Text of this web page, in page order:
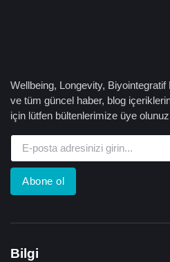
Wellbeing, Longevity,
ve tüm güncel haber, blog
için lütfen bültenlerimize üye
Abone ol
Bilgi